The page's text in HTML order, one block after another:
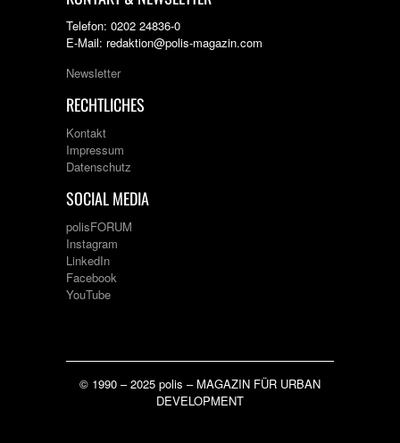
Telefon: 0202 24836-0
E-Mail: redaktion@polis-magazin.com
Newsletter
RECHTLICHES
Kontakt
Impressum
Datenschutz
SOCIAL MEDIA
polisFORUM
Instagram
LinkedIn
Facebook
YouTube
© 1990 – 2025 polis – MAGAZIN FÜR URBAN
DEVELOPMENT